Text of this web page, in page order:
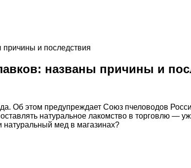
причины и последствия
названы причины и
Об этом предупреждает Союз пчеловодов
натуральное лакомство в торговлю —
натуральный мед в магазинах?